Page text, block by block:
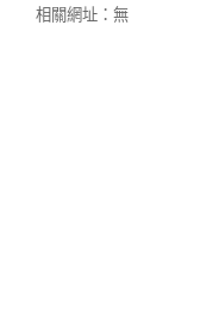
相關網址： 無